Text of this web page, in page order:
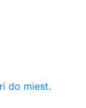
do miest.